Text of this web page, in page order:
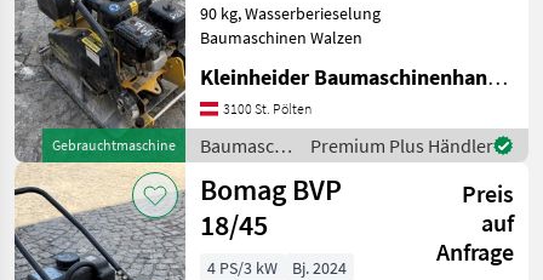
Gebrauchtmaschine
90 kg, Wasserberieselung
Baumaschinen Walzen
Kleinheider Baumaschinenhandel GmbH.
3100 St. Pölten
Baumaschinen
/ Bomag
Premium Plus Händler
Bomag BVP
18/45
Preis
auf
Anfrage
4 PS/3 kW Bj. 2024